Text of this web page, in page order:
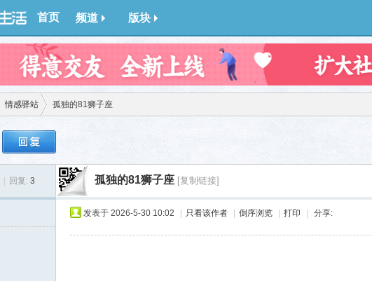
首页 频道 版块
情感驿站
›
孤独的81狮子座
回复: 3 孤独的81狮子座 [复制链接]
发表于 2026-5-30 10:02 只看该作者 倒序浏览 打印 分享: